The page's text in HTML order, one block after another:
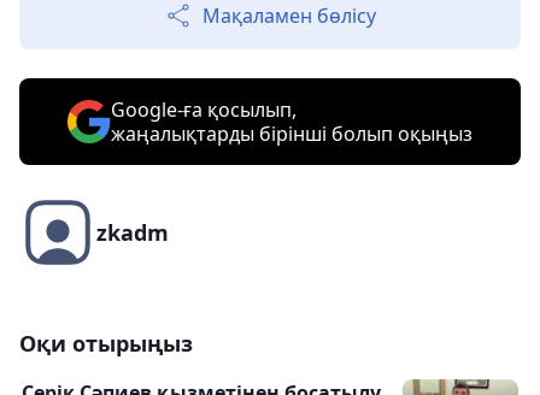
Мақаламен бөлісу
Google-ға қосылып,
жаңалықтарды бірінші болып оқыңыз
zkadm
Оқи отырыңыз